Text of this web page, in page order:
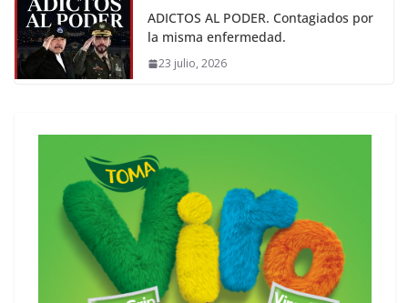
ADICTOS AL PODER. Contagiados por
la misma enfermedad.
23 julio, 2026